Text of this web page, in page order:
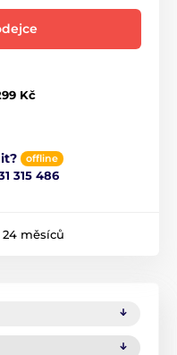
Kč
offline
315 486
24 měsíců